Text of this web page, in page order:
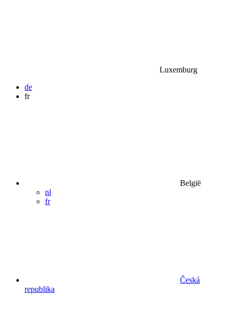
Luxemburg
de
fr
België
nl
fr
Česká
republika